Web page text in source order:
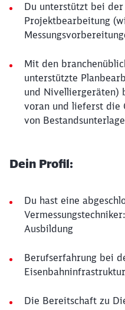
Du unterstützt bei
Projektbearbeitung
Mit den
unterstützte
und Nivelliergeräten)
voran und lieferst die
von
Dein Profil:
Du hast eine
Ausbildung
Berufserfahrung bei
Die Bereitschaft zu